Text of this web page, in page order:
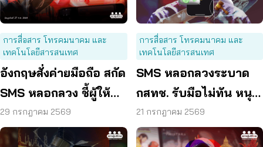
การสื่อสาร โทรคมนาคม และ
เทคโนโลยีสารสนเทศ
อังกฤษสั่งค่ายมือถือ สกัด
SMS หลอกลวง ชี้ผู้ให้
บริการต้องร่วมรับผิด
29 กรกฎาคม 2569
การสื่อสาร โทรคมนาคม และ
เทคโนโลยีสารสนเทศ
SMS หลอกลวงระบาด
กสทช. รับมือไม่ทัน หนุน
ใช้ พ.ร.ก. ไซเบอร์ เข้มข้น
21 กรกฎาคม 2569